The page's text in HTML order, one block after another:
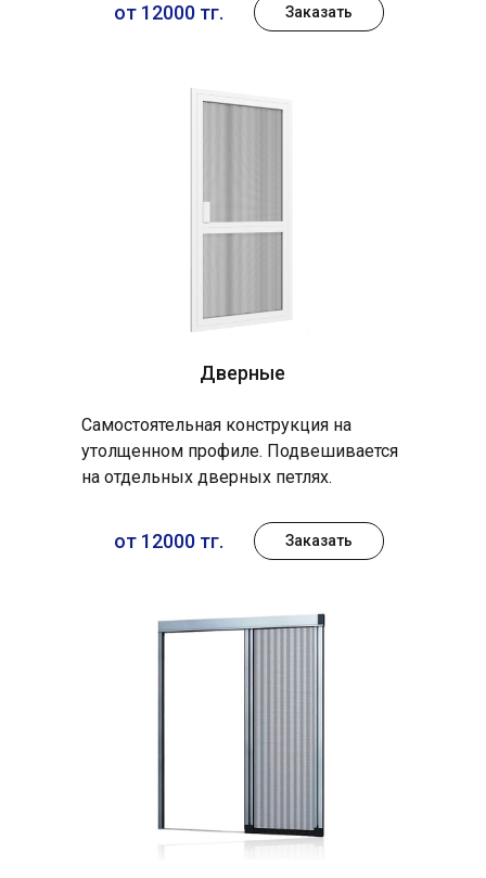
Дверные
Самостоятельная конструкция на
утолщенном профиле. Подвешивается
на отдельных дверных петлях.
от 12000 тг.
от 12000 тг.
Заказать
Заказать